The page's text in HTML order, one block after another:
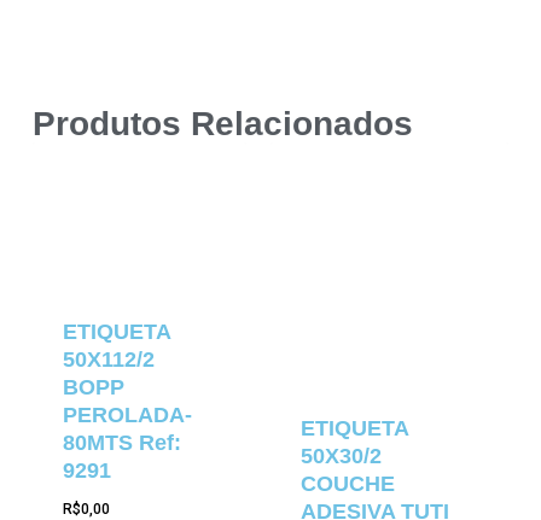
Produtos Relacionados
ETIQUETA
50X112/2
BOPP
PEROLADA-
80MTS Ref:
9291
R$0,00
ETIQUETA
50X30/2
COUCHE
ADESIVA TUTI